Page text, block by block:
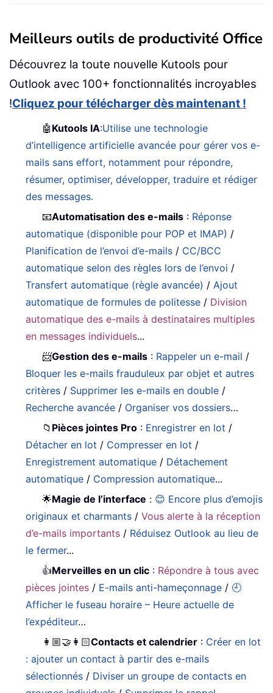
Meilleurs outils de productivité Office
Découvrez la toute nouvelle Kutools pour
Outlook avec 100+ fonctionnalités incroyables
!Cliquez pour télécharger dès maintenant !
🤖 Kutools IA:Utilise une technologie
d’intelligence artificielle avancée pour gérer vos e-
mails sans effort, notamment pour répondre,
résumer, optimiser, développer, traduire et rédiger
des messages.
📧Automatisation des e-mails : Réponse
automatique (disponible pour POP et IMAP) /
Planification de l’envoi d’e-mails / CC/BCC
automatique selon des règles lors de l’envoi /
Transfert automatique (règle avancée) / Ajout
automatique de formules de politesse / Division
automatique des e-mails à destinataires multiples
en messages individuels...
📨Gestion des e-mails : Rappeler un e-mail /
Bloquer les e-mails frauduleux par objet et autres
critères / Supprimer les e-mails en double /
Recherche avancée / Organiser vos dossiers…
📁 Pièces jointes Pro : Enregistrer en lot /
Détacher en lot / Compresser en lot /
Enregistrement automatique / Détachement
automatique / Compression automatique...
🌟Magie de l’interface : 😊 Encore plus d’emojis
originaux et charmants /Vous alerte à la réception
d’e-mails importants / Réduisez Outlook au lieu de
le fermer...
👍Merveilles en un clic : Répondre à tous avec
pièces jointes / E-mails anti-hameçonnage / 🕘
Afficher le fuseau horaire – Heure actuelle de
l’expéditeur…
👩🏼‍🤝‍👩🏻Contacts et calendrier : Créer en lot
: ajouter un contact à partir des e-mails
sélectionnés / Diviser un groupe de contacts en